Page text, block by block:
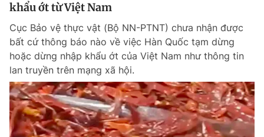
Giấy phép xuất bản số 110/GP - BTTTT cấp ngày 24.3.2020
© 2003-2026 Bản quyền thuộc về Báo Thanh Niên. Cấm sao chép
dưới mọi hình thức nếu không có sự chấp thuận bằng văn bản.
Phát triển bởi ePi Technologies, JSC.
khẩu ớt từ Việt Nam
Cục Bảo vệ thực vật (Bộ NN-PTNT) chưa nhận được
bất cứ thông báo nào về việc Hàn Quốc tạm dừng
hoặc dừng nhập khẩu ớt của Việt Nam như thông tin
lan truyền trên mạng xã hội.